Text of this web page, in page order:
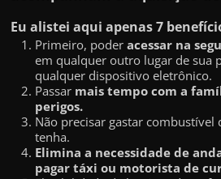
Eu alistei aqui apenas 7
Primeiro, poderacessar na
em qualquer outro lugar de sua
qualquer dispositivo eletrônico.
Passar mais tempo com a
perigos.
Não precisar gastar combustível
tenha.
Elimina a necessidade de
pagar táxi ou motorista de